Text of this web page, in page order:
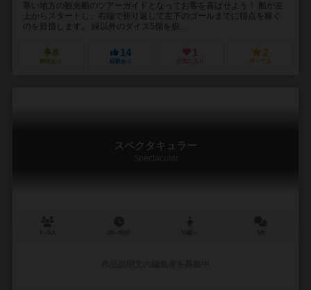
寒い地方の観光船のツアーガイドとなってお客を喜ばせよう！ 船が左
上からスタートし、右端で折り返して左下のゴールまでに得点を稼ぐ
のを目指します。 緑以外のダイス5個を振...
8
興味あり
14
経験あり
1
お気に入り
2
持ってる
スペクタキュラー
Spectacular